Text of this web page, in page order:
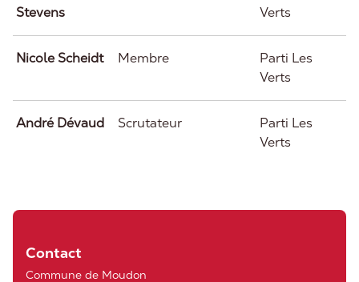
Stevens
Verts
Nicole Scheidt Membre
Parti Les
Verts
André Dévaud Scrutateur
Parti Les
Verts
Contact
Commune de Moudon